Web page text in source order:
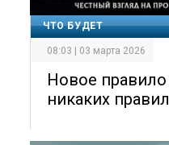
ЧТО БУДЕТ
08:03 | 03 марта 2026
Новое
никаких правил